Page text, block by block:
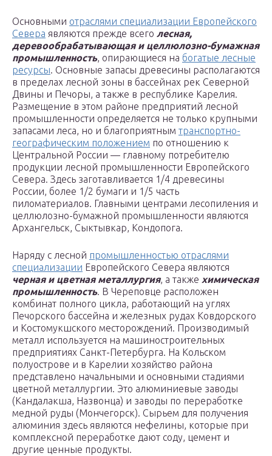
Основными отраслями специализации Европейского
Севера являются прежде всего лесная,
деревообрабатывающая и целлюлозно-бумажная
промышленность, опирающиеся на богатые лесные
ресурсы. Основные запасы древесины располагаются
в пределах лесной зоны в бассейнах рек Северной
Двины и Печоры, а также в республике Карелия.
Размещение в этом районе предприятий лесной
промышленности определяется не только крупными
запасами леса, но и благоприятным транспортно-
географическим положением по отношению к
Центральной России — главному потребителю
продукции лесной промышленности Европейского
Севера. Здесь заготавливается 1/4 древесины
России, более 1/2 бумаги и 1/5 часть
пиломатериалов. Главными центрами лесопиления и
целлюлозно-бумажной промышленности являются
Архангельск, Сыктывкар, Кондопога.
Наряду с лесной промышленностью отраслями
специализации Европейского Севера являются
черная и цветная металлургия, а также химическая
промышленность. В Череповце расположен
комбинат полного цикла, работающий на углях
Печорского бассейна и железных рудах Ковдорского
и Костомукшского месторождений. Производимый
металл используется на машиностроительных
предприятиях Санкт-Петербурга. На Кольском
полуострове и в Карелии хозяйство района
представлено начальными и основными стадиями
цветной металлургии. Это алюминиевые заводы
(Кандалакша, Назвонца) и заводы по переработке
медной руды (Мончегорск). Сырьем для получения
алюминия здесь являются нефелины, которые при
комплексной переработке дают соду, цемент и
другие ценные продукты.